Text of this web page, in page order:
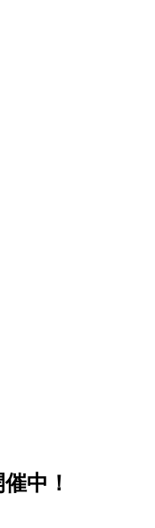
中！